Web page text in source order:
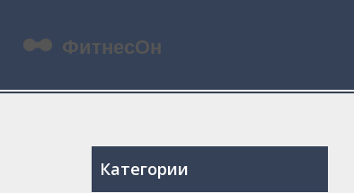
Категории